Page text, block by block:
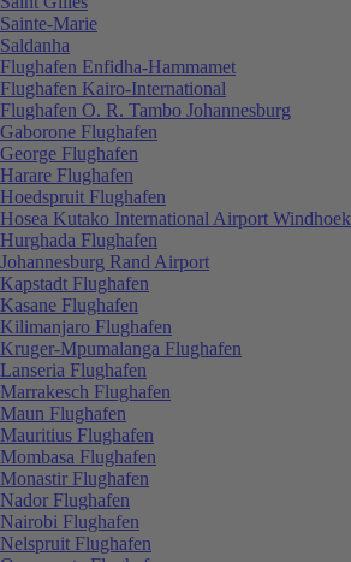
Sainte-Marie
Saldanha
Flughafen Enfidha-Hammamet
Flughafen Kairo-International
Flughafen O. R. Tambo Johannesburg
Gaborone Flughafen
George Flughafen
Harare Flughafen
Hoedspruit Flughafen
Hosea Kutako International Airport Windhoek
Hurghada Flughafen
Johannesburg Rand Airport
Kapstadt Flughafen
Kasane Flughafen
Kilimanjaro Flughafen
Kruger-Mpumalanga Flughafen
Lanseria Flughafen
Marrakesch Flughafen
Maun Flughafen
Mauritius Flughafen
Mombasa Flughafen
Monastir Flughafen
Nador Flughafen
Nairobi Flughafen
Nelspruit Flughafen